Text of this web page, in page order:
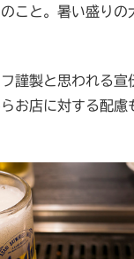
こと。暑い盛りの
謹製と思われる宣
お店に対する配慮